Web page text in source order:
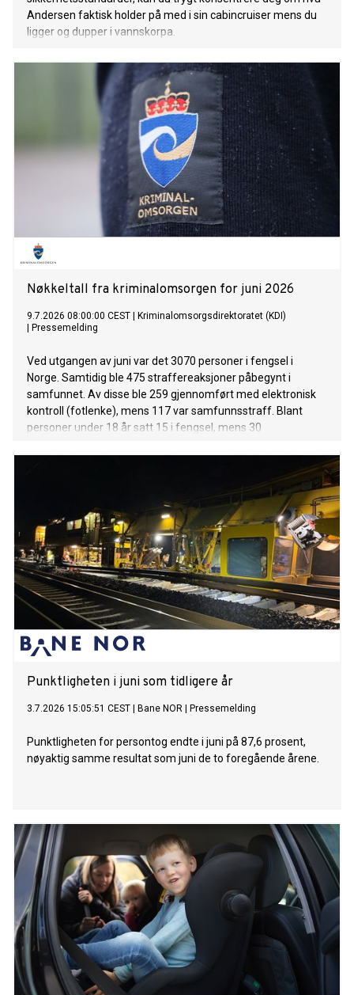
Andersen faktisk holder på med i sin cabincruiser mens du
ligger og dupper i vannskorpa.
Nøkkeltall fra kriminalomsorgen for juni 2026
9.7.2026 08:00:00 CEST
Kriminalomsorgsdirektoratet (KDI)
Pressemelding
Ved utgangen av juni var det 3070 personer i fengsel i
Norge. Samtidig ble 475 straffereaksjoner påbegynt i
samfunnet. Av disse ble 259 gjennomført med elektronisk
kontroll (fotlenke), mens 117 var samfunnsstraff. Blant
personer under 18 år satt 15 i fengsel, mens 30
Punktligheten i juni som tidligere år
3.7.2026 15:05:51 CEST Bane NOR Pressemelding
Punktligheten for persontog endte i juni på 87,6 prosent,
nøyaktig samme resultat som juni de to foregående årene.